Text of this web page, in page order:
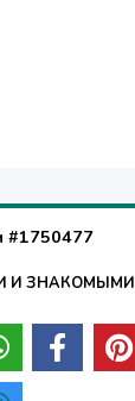
#1750477
И ЗНАКОМЫМИ